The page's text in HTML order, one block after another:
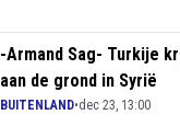
-Armand Sag- Turkije
aan de grond in Syrië
BUITENLAND•dec 23, 13:00